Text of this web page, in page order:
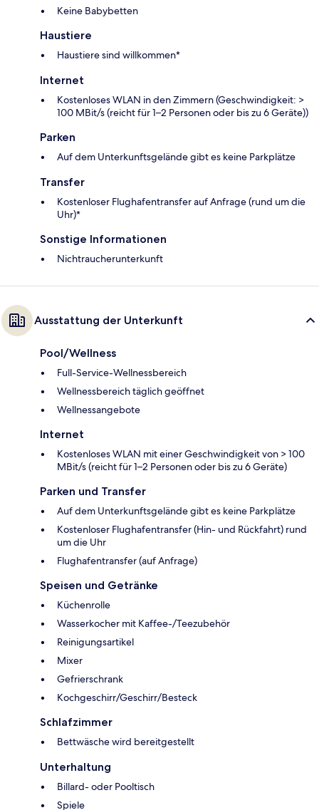
Keine Babybetten
Haustiere
Haustiere sind willkommen*
Internet
Kostenloses WLAN in den Zimmern (Geschwindigkeit: >
100 MBit/s (reicht für 1–2 Personen oder bis zu 6 Geräte))
Parken
Auf dem Unterkunftsgelände gibt es keine Parkplätze
Transfer
Kostenloser Flughafentransfer auf Anfrage (rund um die
Uhr)*
Sonstige Informationen
Nichtraucherunterkunft
Ausstattung der Unterkunft
Pool/Wellness
Full-Service-Wellnessbereich
Wellnessbereich täglich geöffnet
Wellnessangebote
Internet
Kostenloses WLAN mit einer Geschwindigkeit von > 100
MBit/s (reicht für 1–2 Personen oder bis zu 6 Geräte)
Parken und Transfer
Auf dem Unterkunftsgelände gibt es keine Parkplätze
Kostenloser Flughafentransfer (Hin- und Rückfahrt) rund
um die Uhr
Flughafentransfer (auf Anfrage)
Speisen und Getränke
Küchenrolle
Wasserkocher mit Kaffee-/Teezubehör
Reinigungsartikel
Mixer
Gefrierschrank
Kochgeschirr/Geschirr/Besteck
Schlafzimmer
Bettwäsche wird bereitgestellt
Unterhaltung
Billard- oder Pooltisch
Spiele